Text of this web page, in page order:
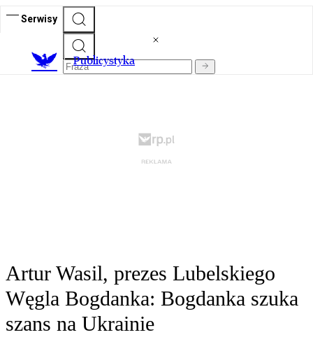
Serwisy
Publicystyka
Artur Wasil, prezes Lubelskiego
Węgla Bogdanka: Bogdanka szuka
szans na Ukrainie